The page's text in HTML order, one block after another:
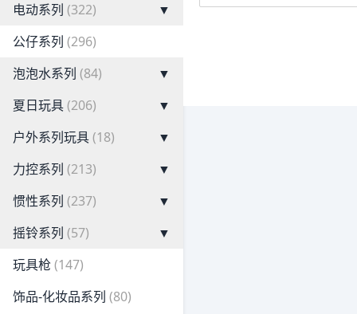
电动系列 (322)
▼
公仔系列 (296)
泡泡水系列 (84)
▼
夏日玩具(206)
▼
户外系列玩具(18)
▼
力控系列 (213)
▼
惯性系列 (237)
▼
摇铃系列 (57)
▼
玩具枪 (147)
饰品-化妆品系列 (80)